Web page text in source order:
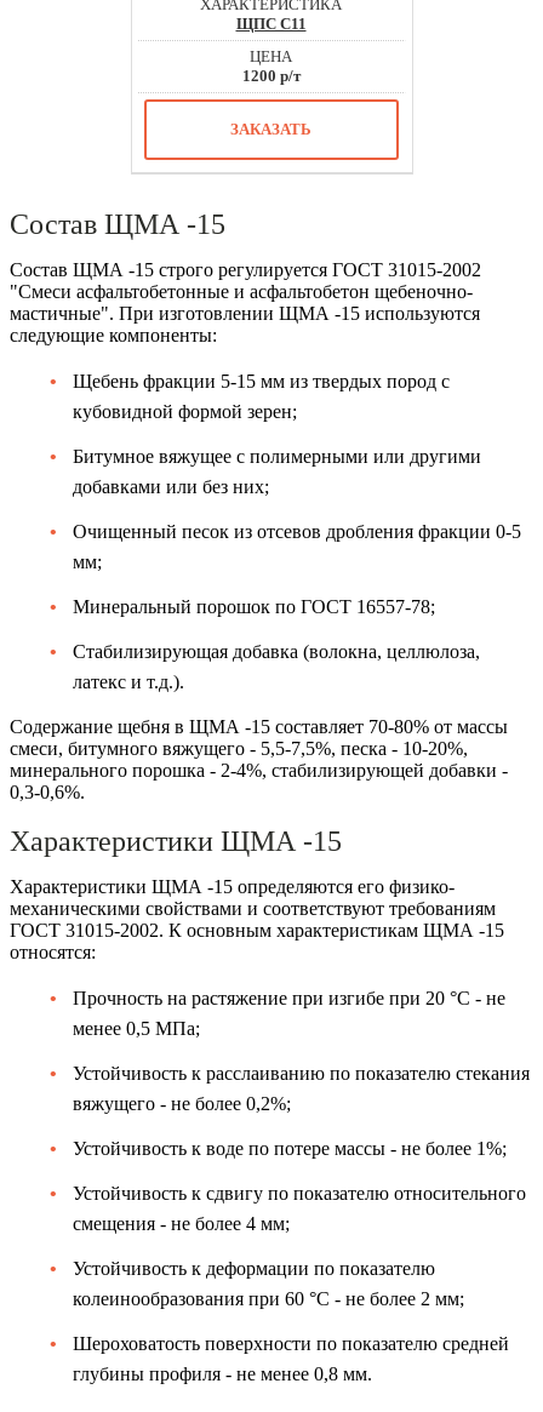
ЩПС С11
1200 р/т
ЗАКАЗАТЬ
Состав ЩМА -15
Состав ЩМА -15 строго регулируется ГОСТ 31015-2002
"Смеси асфальтобетонные и асфальтобетон щебеночно-
мастичные". При изготовлении ЩМА -15 используются
следующие компоненты:
Щебень фракции 5-15 мм из твердых пород с
кубовидной формой зерен;
Битумное вяжущее с полимерными или другими
добавками или без них;
Очищенный песок из отсевов дробления фракции 0-5
мм;
Минеральный порошок по ГОСТ 16557-78;
Стабилизирующая добавка (волокна, целлюлоза,
латекс и т.д.).
Содержание щебня в ЩМА -15 составляет 70-80% от массы
смеси, битумного вяжущего - 5,5-7,5%, песка - 10-20%,
минерального порошка - 2-4%, стабилизирующей добавки -
0,3-0,6%.
Характеристики ЩМА -15
Характеристики ЩМА -15 определяются его физико-
механическими свойствами и соответствуют требованиям
ГОСТ 31015-2002. К основным характеристикам ЩМА -15
относятся:
Прочность на растяжение при изгибе при 20 °C - не
менее 0,5 МПа;
Устойчивость к расслаиванию по показателю стекания
вяжущего - не более 0,2%;
Устойчивость к воде по потере массы - не более 1%;
Устойчивость к сдвигу по показателю относительного
смещения - не более 4 мм;
Устойчивость к деформации по показателю
колеинообразования при 60 °C - не более 2 мм;
Шероховатость поверхности по показателю средней
глубины профиля - не менее 0,8 мм.